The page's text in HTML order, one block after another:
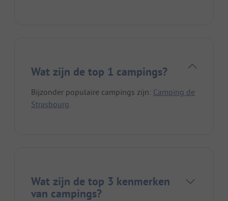
Wat zijn de top 1 campings?
Bijzonder populaire campings zijn: Camping de
Strasbourg
Wat zijn de top 3 kenmerken
van campings?